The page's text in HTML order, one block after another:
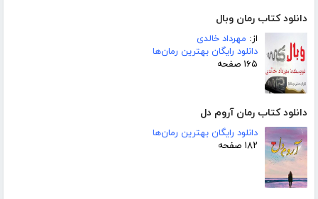
دانلود کتاب رمان وبال
از: مهرداد خالدی
دانلود رایگان بهترین رمان‌ها
۱۶۵ صفحه
دانلود کتاب رمان آروم دل
دانلود رایگان بهترین رمان‌ها
۱۸۲ صفحه